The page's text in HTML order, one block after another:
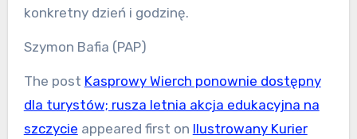
konkretny dzień i godzinę.
Szymon Bafia (PAP)
The post Kasprowy Wierch ponownie dostępny
dla turystów; rusza letnia akcja edukacyjna na
szczycie appeared first on Ilustrowany Kurier